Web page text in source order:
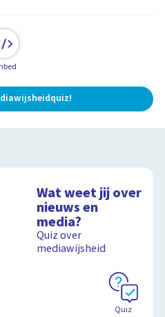
Wat weet jij over
nieuws en
media?
Quiz over
mediawijsheid
Quiz